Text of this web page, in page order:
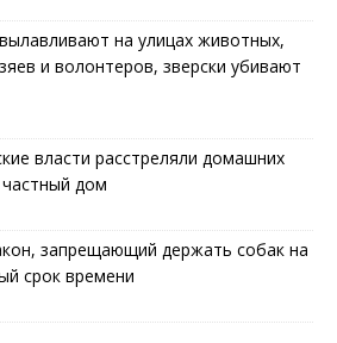
на улицах животных,
и волонтеров, зверски убивают
власти расстреляли домашних
дом
запрещающий держать собак на
срок времени